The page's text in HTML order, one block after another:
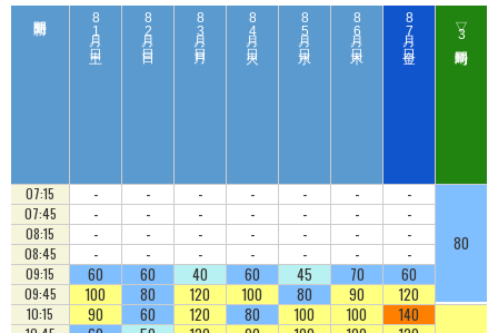
8
1
日（ 土 ）
8
2
日（ 日 ）
8
3
日（ 月 ）
8
4
日（ 火 ）
8
5
日（ 水 ）
8
6
日（ 木 ）
8
7
日（ 金 ）
▽
3
07:15 - - - - - - -
80
07:45 - - - - - - -
08:15 - - - - - - -
08:45 - - - - - - -
09:15 60 60 40 60 45 70 60
09:45 100 80 120 100 80 90 120
10:15 90 60 120 80 100 100 140